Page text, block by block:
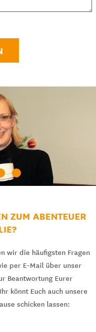
ZUM ABENTEUER
wir die häufigsten Fragen
per E-Mail über unser
Beantwortung Eurer
könnt Euch auch unsere
schicken lassen: